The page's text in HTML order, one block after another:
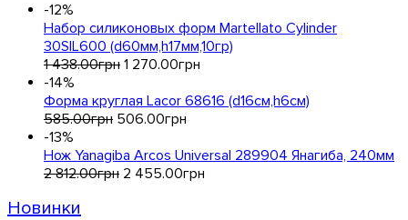
-12%
Набор силиконовых форм Martellato Cylinder
30SIL600 (d60мм,h17мм,10гр)
1 438.00грн 1 270.00грн
-14%
Форма круглая Lacor 68616 (d16см,h6см)
585.00грн 506.00грн
-13%
Нож Yanagiba Arcos Universal 289904 Янагиба, 240мм
2 812.00грн 2 455.00грн
Новинки